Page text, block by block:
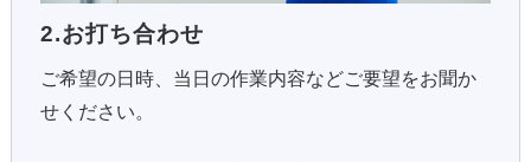
2.お打ち合わせ
ご希望の日時、当日の作業内容などご要望をお聞か
せください。